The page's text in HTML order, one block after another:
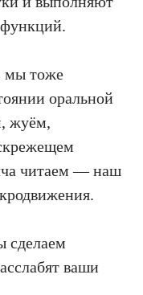
мы тоже
оральной
жуём,
читаем — наш
сделаем
ваши